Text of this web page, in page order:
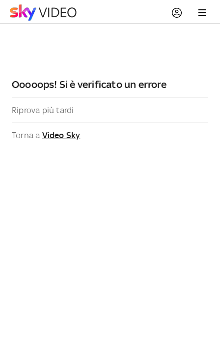
Ooooops! Si è verificato un errore
Riprova più tardi
Torna a Video Sky